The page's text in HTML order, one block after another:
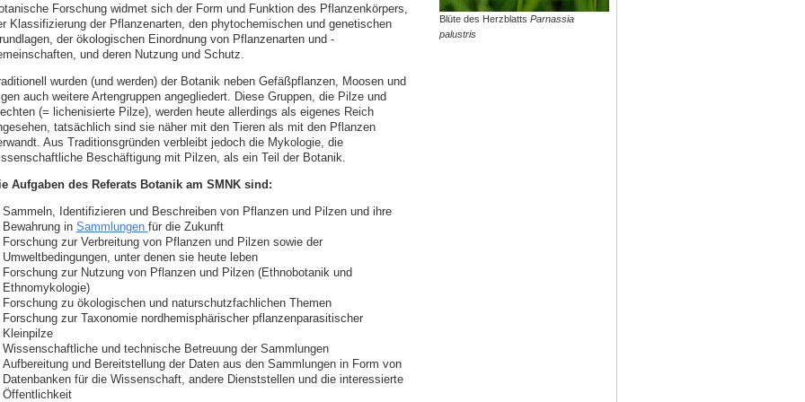
Forschung widmet sich der Form und Funktion des Pflanzenkörpers,
Klassifizierung der Pflanzenarten, den phytochemischen und genetischen
der ökologischen Einordnung von Pflanzenarten und -
und deren Nutzung und Schutz.
wurden (und werden) der Botanik neben Gefäßpflanzen, Moosen und
auch weitere Artengruppen angegliedert. Diese Gruppen, die Pilze und
(= lichenisierte Pilze), werden heute allerdings als eigenes Reich
tatsächlich sind sie näher mit den Tieren als mit den Pflanzen
Aus Traditionsgründen verbleibt jedoch die Mykologie, die
Beschäftigung mit Pilzen, als ein Teil der Botanik.
Aufgaben des Referats Botanik am SMNK sind:
Sammeln, Identifizieren und Beschreiben von Pflanzen und Pilzen und ihre
Bewahrung in Sammlungen für die Zukunft
Forschung zur Verbreitung von Pflanzen und Pilzen sowie der
Umweltbedingungen, unter denen sie heute leben
Forschung zur Nutzung von Pflanzen und Pilzen (Ethnobotanik und
Ethnomykologie)
Forschung zu ökologischen und naturschutzfachlichen Themen
Forschung zur Taxonomie nordhemisphärischer pflanzenparasitischer
Kleinpilze
Wissenschaftliche und technische Betreuung der Sammlungen
Aufbereitung und Bereitstellung der Daten aus den Sammlungen in Form von
Datenbanken für die Wissenschaft, andere Dienststellen und die interessierte
Öffentlichkeit
Blüte des Herzblatts Parnassia
palustris